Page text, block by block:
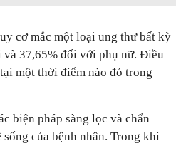
cơ mắc một loại ung thư bất kỳ
37,65% đối với phụ nữ. Điều
một thời điểm nào đó trong
biện pháp sàng lọc và chẩn
của bệnh nhân. Trong khi